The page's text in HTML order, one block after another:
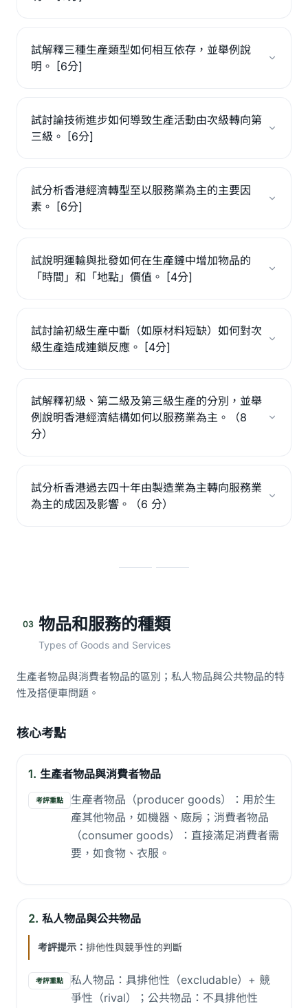
試解釋三種生產類型如何相互依存，並舉例說
明。 [6分]
試討論技術進步如何導致生產活動由次級轉向第
三級。 [6分]
試分析香港經濟轉型至以服務業為主的主要因
素。 [6分]
試說明運輸與批發如何在生產鏈中增加物品的
「時間」和「地點」價值。 [4分]
試討論初級生產中斷（如原材料短缺）如何對次
級生產造成連鎖反應。 [4分]
試解釋初級、第二級及第三級生產的分別，並舉
例說明香港經濟結構如何以服務業為主。（8
分）
試分析香港過去四十年由製造業為主轉向服務業
為主的成因及影響。（6 分）
03 物品和服務的種類
Types of Goods and Services
生產者物品與消費者物品的區別；私人物品與公共物品的特
性及搭便車問題。
核心考點
1. 生產者物品與消費者物品
考評重點
生產者物品（producer goods）：用於生
產其他物品，如機器、廠房；消費者物品
（consumer goods）：直接滿足消費者需
要，如食物、衣服。
2. 私人物品與公共物品
考評提示： 排他性與競爭性的判斷
考評重點
私人物品：具排他性（excludable）+ 競
爭性（rival）；公共物品：不具排他性